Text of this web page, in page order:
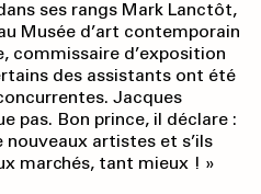
ses rangs Mark Lanctôt,
Musée d’art contemporain
commissaire d’expo­sition
des assistants ont été
Jacques
pas. Bon prince, il déclare :
nouveaux artistes et s’ils
marchés, tant mieux ! »